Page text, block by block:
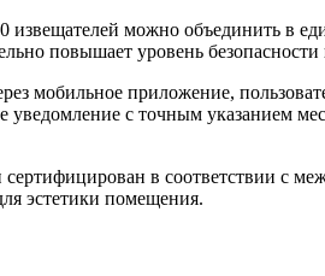
извещателей можно объединить в
повышает уровень безопасности
мобильное приложение,
с точным указанием
сертифицирован в соответствии с
эстетики помещения.